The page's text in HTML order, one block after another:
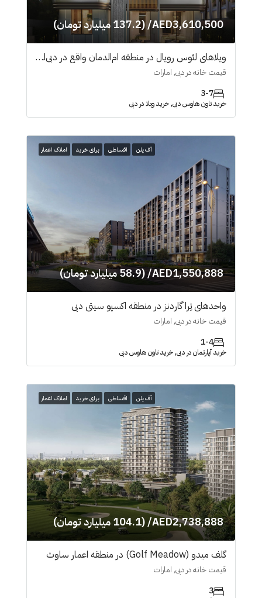
AED3,610,500/ (137.2 میلیارد تومان)
ویلاهای لئوس رویال در منطقه ام‌الدمان واقع در دبی‌لند
قیمت خانه در دبی, امارات
3-7
خرید تاون هاوس دبی, خرید ویلا در دبی
آف پلن اقساطی برای خرید املاک اعمار
AED1,550,888/ (58.9 میلیارد تومان)
واحدهای تِرا گاردنز در منطقه اکسپو سیتی دبی
قیمت خانه در دبی, امارات
1-4
خرید آپارتمان در دبی, خرید تاون هاوس دبی
آف پلن اقساطی برای خرید املاک اعمار
AED2,738,888/ (104.1 میلیارد تومان)
گلف میدو (Golf Meadow) در منطقه اعمار ساوث
قیمت خانه در دبی, امارات
3